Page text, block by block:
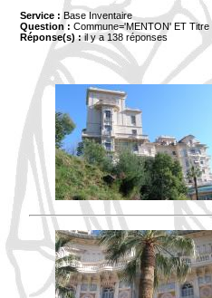
Service : Base Inventaire
Question : Commune='MENTON' ET Titre
Réponse(s) :il y a 138 réponses